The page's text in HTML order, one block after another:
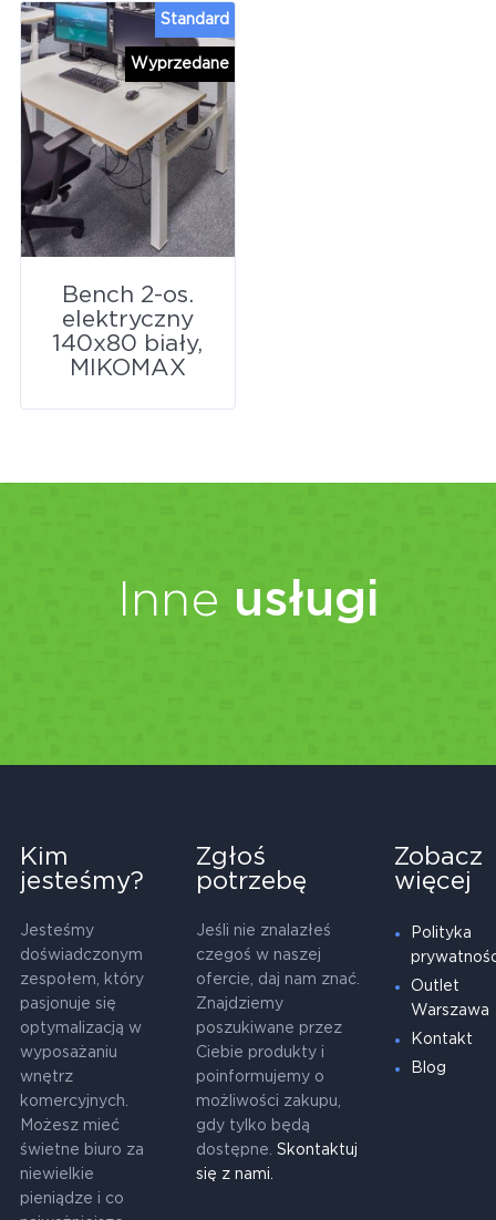
Wyprzedane
Standard
Bench 2-os.
elektryczny
140x80 biały,
MIKOMAX
Inne usługi
Kim
jesteśmy?
Jesteśmy
doświadczonym
zespołem, który
pasjonuje się
optymalizacją w
wyposażaniu
wnętrz
komercyjnych.
Możesz mieć
świetne biuro za
niewielkie
pieniądze i co
Zgłoś
potrzebę
Jeśli nie znalazłeś
czegoś w naszej
ofercie, daj nam znać.
Znajdziemy
poszukiwane przez
Ciebie produkty i
poinformujemy o
możliwości zakupu,
gdy tylko będą
dostępne. Skontaktuj
się z nami.
Zobacz
więcej
Polityka
Outlet
Warszawa
Kontakt
Blog